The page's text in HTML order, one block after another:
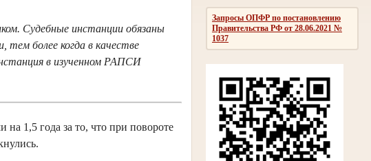
Запросы ОПФР по постановлению
Правительства РФ от 28.06.2021 №
1037
Судебные инстанции обязаны
тем более когда в качестве
в изученном РАПСИ
1,5 года за то, что при повороте